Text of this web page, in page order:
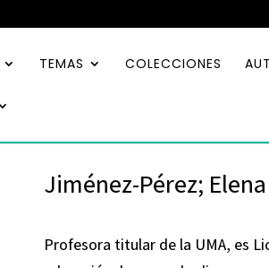
TEMAS COLECCIONES
Jiménez-Pérez;
Profesora titular de la UMA, es